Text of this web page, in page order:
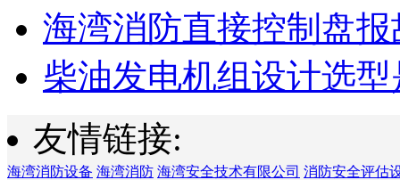
海湾消防直接控制盘报
柴油发电机组设计选型
友情链接:
海湾消防设备 海湾消防 海湾安全技术有限公司 消防安全评估